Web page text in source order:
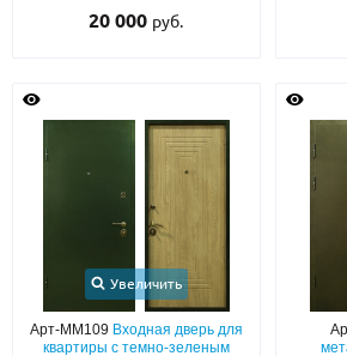
20 000 руб.
Увеличить
Арт-ММ109 Входная дверь для
квартиры с темно-зеленым